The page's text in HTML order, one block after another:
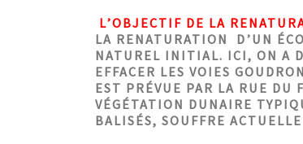
L’OBJECTIF DE LA
LA RENATURATION D’UN
NATUREL INITIAL. ICI, ON A
EFFACER LES VOIES
EST PRÉVUE PAR LA RUE
VÉGÉTATION DUNAIRE
BALISÉS, SOUFFRE